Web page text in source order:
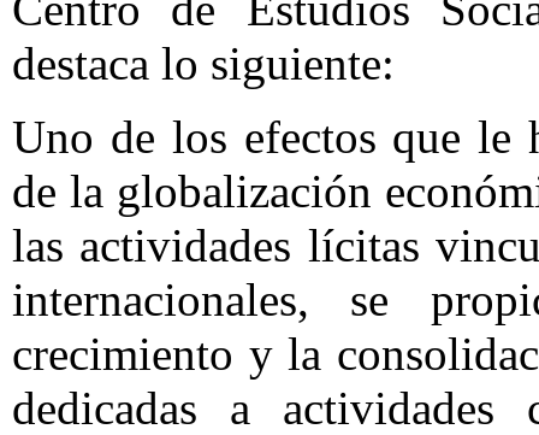
destaca lo siguiente:
Uno de los efectos que le
de la globalización
las actividades lícitas
internacionales, se
crecimiento y la
dedicadas a